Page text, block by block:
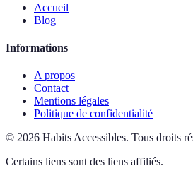
Accueil
Blog
Informations
A propos
Contact
Mentions légales
Politique de confidentialité
© 2026 Habits Accessibles. Tous droits
Certains liens sont des liens affiliés.